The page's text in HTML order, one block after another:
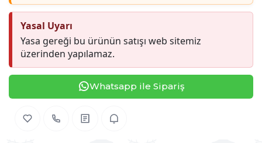
Yasal Uyarı
Yasa gereği bu ürünün satışı web sitemiz
üzerinden yapılamaz.
Whatsapp ile Sipariş